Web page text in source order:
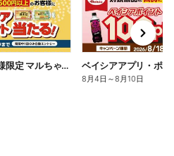
ベイシアアプリ会員様限定 マルちゃん対象商品2個以上を含む1回500円以上のお会計でポイント当る
8月4日 ～8月10日
n
e
x
t